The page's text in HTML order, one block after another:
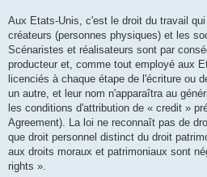
Aux Etats-Unis, c'est le droit du travail
créateurs (personnes physiques) et les
Scénaristes et réalisateurs sont par
producteur et, comme tout employé aux
licenciés à chaque étape de l'écriture ou
un autre, et leur nom n'apparaîtra au
les conditions d'attribution de « credit »
Agreement). La loi ne reconnaît pas de
que droit personnel distinct du droit
aux droits moraux et patrimoniaux sont
rights ».